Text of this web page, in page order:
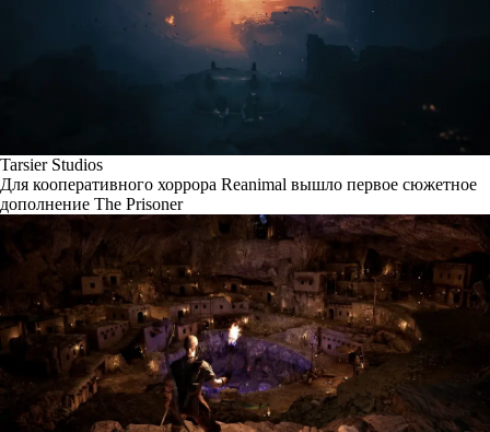
Tarsier Studios
Для кооперативного хоррора Reanimal вышло первое сюжетное
дополнение The Prisoner